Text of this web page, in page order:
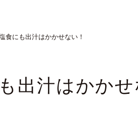
食にも出汁はかかせない！
出汁はかかせ